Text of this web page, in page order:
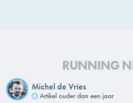
RUNNING
Michel de Vries
Artikel ouder dan een jaar